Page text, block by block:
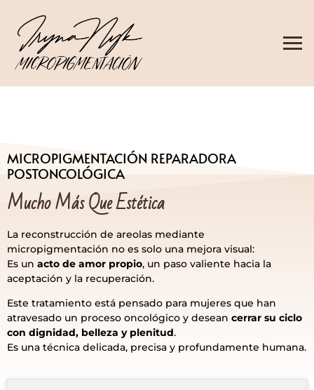
MICROPIGMENTACIÓN REPARADORA
POSTONCOLÓGICA
Mucho Más Que Estética
La reconstrucción de areolas mediante
micropigmentación no es solo una mejora visual:
Es un acto de amor propio, un paso valiente hacia la
aceptación y la recuperación.
Este tratamiento está pensado para mujeres que han
atravesado un proceso oncológico y desean cerrar su ciclo
con dignidad, belleza y plenitud.
Es una técnica delicada, precisa y profundamente humana.